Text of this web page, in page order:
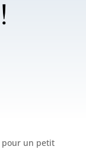
pour un petit